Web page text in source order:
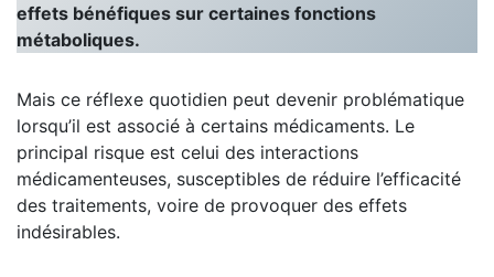
effets bénéfiques sur certaines fonctions
métaboliques.
Mais ce réflexe quotidien peut devenir problématique
lorsqu’il est associé à certains médicaments. Le
principal risque est celui des interactions
médicamenteuses, susceptibles de réduire l’efficacité
des traitements, voire de provoquer des effets
indésirables.